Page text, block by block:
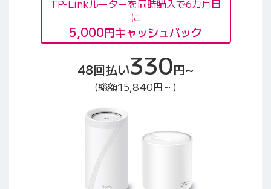
TP-Linkルーターを同時購入で6カ月目
に
5,000円キャッシュバック
48回払い330円~
(総額15,840円～)